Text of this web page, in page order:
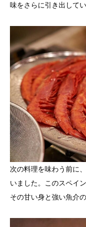
味をさらに引き出してい
次の料理を味わう前に
いました。このスペイ
その甘い身と強い魚介